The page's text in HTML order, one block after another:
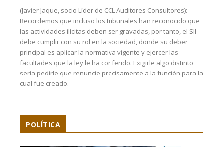
(Javier Jaque, socio Líder de CCL Auditores Consultores):
Recordemos que incluso los tribunales han reconocido que
las actividades ilícitas deben ser gravadas, por tanto, el SII
debe cumplir con su rol en la sociedad, donde su deber
principal es aplicar la normativa vigente y ejercer las
facultades que la ley le ha conferido. Exigirle algo distinto
sería pedirle que renuncie precisamente a la función para la
cual fue creado.
POLÍTICA